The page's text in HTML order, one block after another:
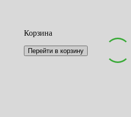
Корзина
Перейти в корзину